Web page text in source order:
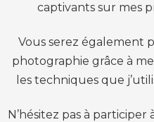
captivants sur mes
Vous serez également
photographie grâce à
les techniques que
N’hésitez pas à